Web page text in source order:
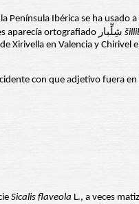
Península Ibérica se ha usado
en Valencia y Chirivel
con que adjetivo fuera
Sicalis flaveola L., a veces